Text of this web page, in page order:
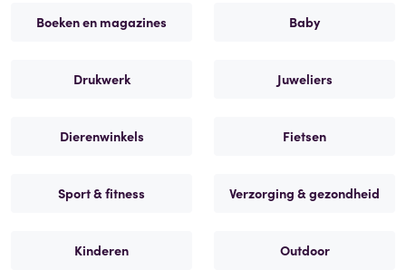
Boeken en magazines Baby
Drukwerk Juweliers
Dierenwinkels Fietsen
Sport & fitness Verzorging & gezondheid
Kinderen Outdoor